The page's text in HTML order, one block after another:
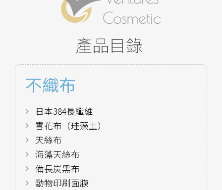
產品目錄
不織布
日本384長纖維
雪花布（珪藻土）
天絲布
海藻天絲布
備長炭黑布
動物印刷面膜